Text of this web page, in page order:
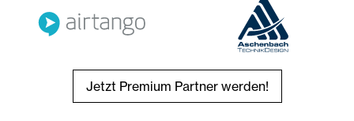
Jetzt Premium Partner werden!